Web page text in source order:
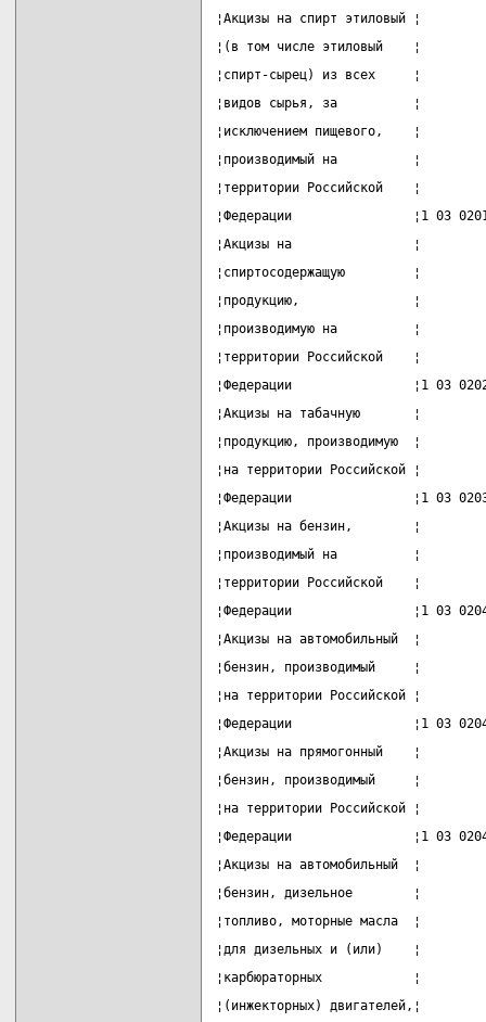
¦Акцизы на спирт этиловый
¦(в том числе этиловый
¦спирт-сырец) из всех
¦видов сырья, за          ¦
¦исключением пищевого,
¦производимый на          ¦
¦территории Российской
¦Федерации                ¦1 03
¦Акцизы на                ¦
¦спиртосодержащую
¦продукцию,               ¦
¦производимую на          ¦
¦территории Российской
¦Федерации                ¦1 03
¦Акцизы на табачную
¦продукцию, производимую
¦на территории
¦Федерации                ¦1 03
¦Акцизы на бензин,        ¦
¦производимый на          ¦
¦территории Российской
¦Федерации                ¦1 03
¦Акцизы на автомобильный
¦бензин, производимый
¦на территории
¦Федерации                ¦1 03
¦Акцизы на прямогонный
¦бензин, производимый
¦на территории
¦Федерации                ¦1 03
¦Акцизы на автомобильный
¦бензин, дизельное        ¦
¦топливо, моторные масла
¦для дизельных и (или)
¦карбюраторных            ¦
¦(инжекторных)